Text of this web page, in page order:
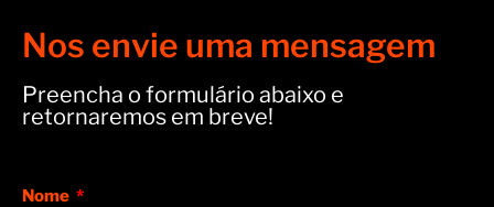
Nos envie uma mensagem
Preencha o formulário abaixo e
retornaremos em breve!
Nome